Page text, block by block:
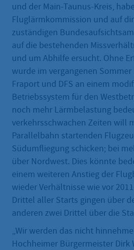
und der Main-Taunus-Kreis,
Fluglärmkommission und auf
zuständigen
auf die bestehenden
und um Abhilfe ersucht. Ohne
wurde im vergangenen
Fraport und DFS an einem
Betriebssystem für den
noch mehr Lärmbelastung
verkehrsschwachen Zeiten will
Parallelbahn startenden
Südumfliegung schicken; bei
über Nordwest. Dies könnte
einem weiteren Anstieg der
wieder Verhältnisse wie vor
Drittel aller Starts gingen über
anderen zwei Drittel über die
„Wir werden das nicht
Hochheimer Bürgermeister Dirk